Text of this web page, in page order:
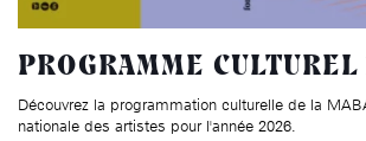
PROGRAMME
Découvrez la programmation culturelle de la
nationale des artistes pour l'année 2026.